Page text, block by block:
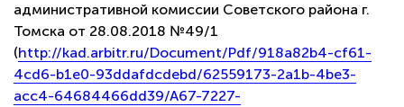
административной комиссии Советского района г.
Томска от 28.08.2018 №49/1
(http://kad.arbitr.ru/Document/Pdf/918a82b4-cf61-
4cd6-b1e0-93ddafdcdebd/62559173-2a1b-4be3-
acc4-64684466dd39/A67-7227-